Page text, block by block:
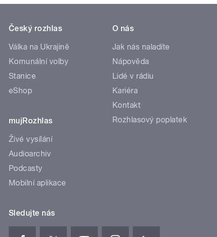
Český rozhlas
Válka na Ukrajině
Komunální volby
Stanice
eShop
mujRozhlas
Živé vysílání
Audioarchiv
Podcasty
Mobilní aplikace
O nás
Jak nás naladíte
Nápověda
Lidé v rádiu
Kariéra
Kontakt
Rozhlasový poplatek
Sledujte nás